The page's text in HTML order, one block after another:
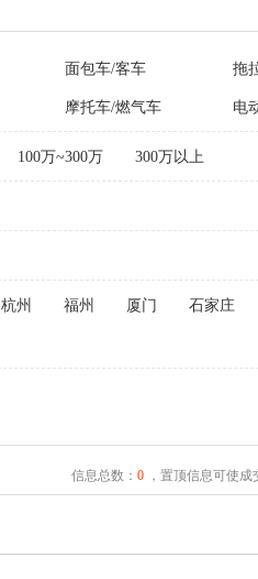
面包车/客车 拖
摩托车/燃气车 电
100万~300万 300万以上
杭州 福州 厦门 石家庄
信息总数： 0，置顶信息可使成